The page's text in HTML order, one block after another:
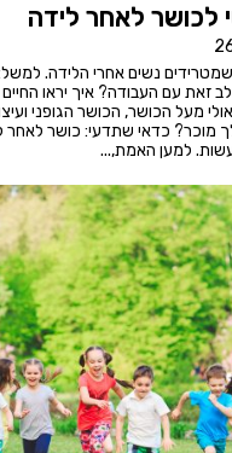
לכושר לאחר לידה
נשים אחרי הלידה.
זאת עם העבודה? איך יראו
מעל הכושר, הכושר הגופני
מוכר? כדאי שתדעי: כושר
למען האמת,...